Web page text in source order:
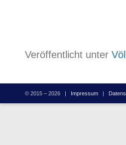
Veröffentlicht unter
© 2015 – 2026 | Impressum |